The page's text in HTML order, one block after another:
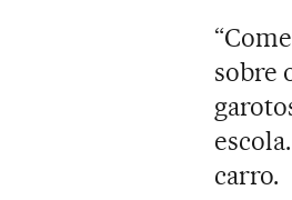
sobre
carro.